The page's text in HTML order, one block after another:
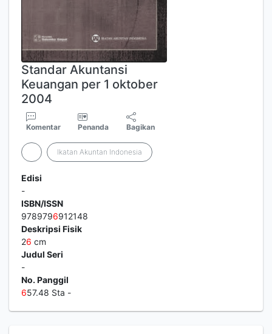
Standar Akuntansi
Keuangan per 1 oktober
2004
Komentar Penanda Bagikan
Ikatan Akuntan Indonesia
Edisi
-
ISBN/ISSN
9789796912148
Deskripsi Fisik
26 cm
Judul Seri
-
No. Panggil
657.48 Sta -